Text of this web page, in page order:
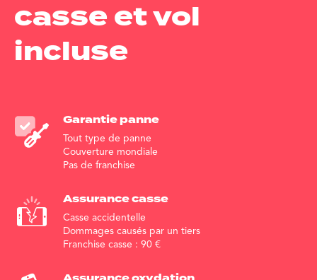
casse et vol
incluse
Garantiepanne
Tout type de panne
Couverture mondiale
Pas de franchise
Assurancecasse
Casse accidentelle
Dommages causés par un tiers
Franchise casse : 90 €